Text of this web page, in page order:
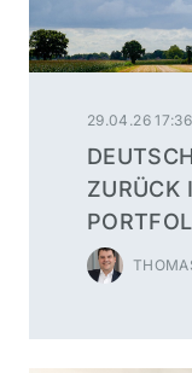
29.04.26 17:36
ZURÜCK